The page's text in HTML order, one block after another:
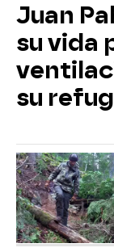
Juan
su vida
su